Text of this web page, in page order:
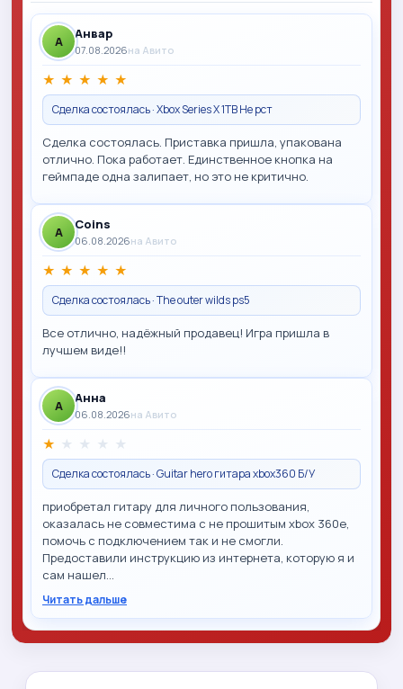
A Анвар
07.08.2026на Авито
★ ★ ★ ★ ★
Сделка состоялась · Xbox Series X 1TB Не рст
Сделка состоялась. Приставка пришла, упакована
отлично. Пока работает. Единственное кнопка на
геймпаде одна залипает, но это не критично.
A Coins
06.08.2026на Авито
★ ★ ★ ★ ★
Сделка состоялась · The outer wilds ps5
Все отлично, надёжный продавец! Игра пришла в
лучшем виде!!
A Анна
06.08.2026на Авито
★ ★ ★ ★ ★
Сделка состоялась · Guitar hero гитара xbox360 Б/У
приобретал гитару для личного пользования,
оказалась не совместима с не прошитым xbox 360e,
помочь с подключением так и не смогли.
Предоставили инструкцию из интернета, которую я и
сам нашел…
Читать дальше